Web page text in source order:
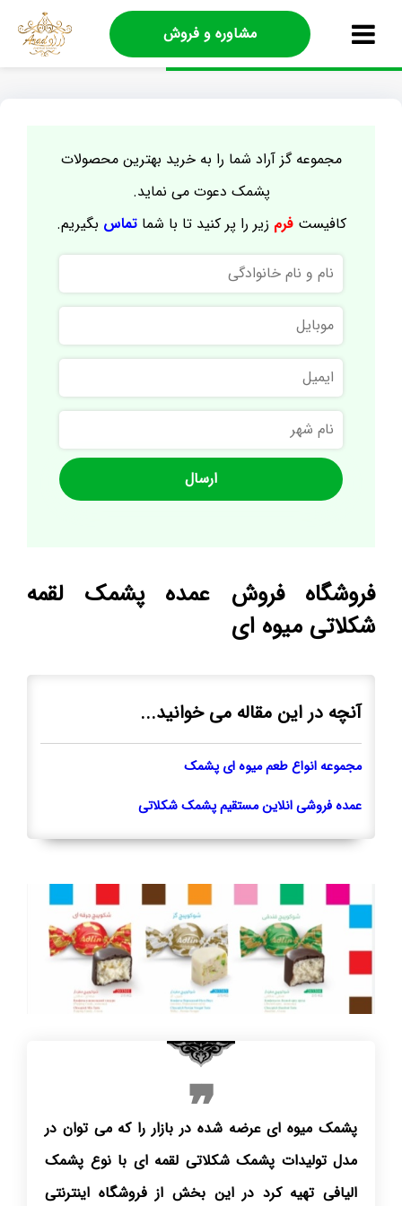
مشاوره و فروش
مجموعه گز آراد شما را به خرید بهترین محصولات
پشمک دعوت می نماید.
کافیستفرم زیر را پر کنید تا با شماتماس بگیریم.
نام
و
نام
خانوادگی
موبایل
ایمیل
نام
شهر
فروشگاه فروش عمده پشمک لقمه
شکلاتی میوه ای
آنچه در این مقاله می خوانید...
مجموعه انواع طعم میوه ای پشمک
عمده فروشی انلاین مستقیم پشمک شکلاتی
پشمک میوه ای عرضه شده در بازار را که می توان در
مدل تولیدات پشمک شکلاتی لقمه ای با نوع پشمک
الیافی تهیه کرد در این بخش از فروشگاه اینترنتی